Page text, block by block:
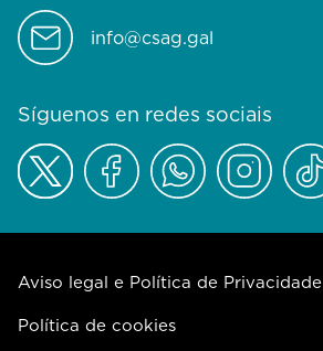
info@csag.gal
Síguenos en redes sociais
Aviso legal e Política de Privacidade
Política de cookies